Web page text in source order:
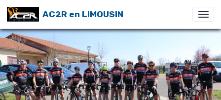
AC2R en LIMOUSIN